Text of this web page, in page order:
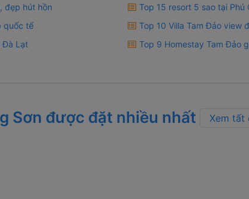
đẹp hút hồn
quốc tế
Đà Lạt
Top 15 resort 5 sao tại
Top 10 Villa Tam Đảo view
Top 9 Homestay Tam Đảo
Sơn được đặt nhiều nhất Xem tất